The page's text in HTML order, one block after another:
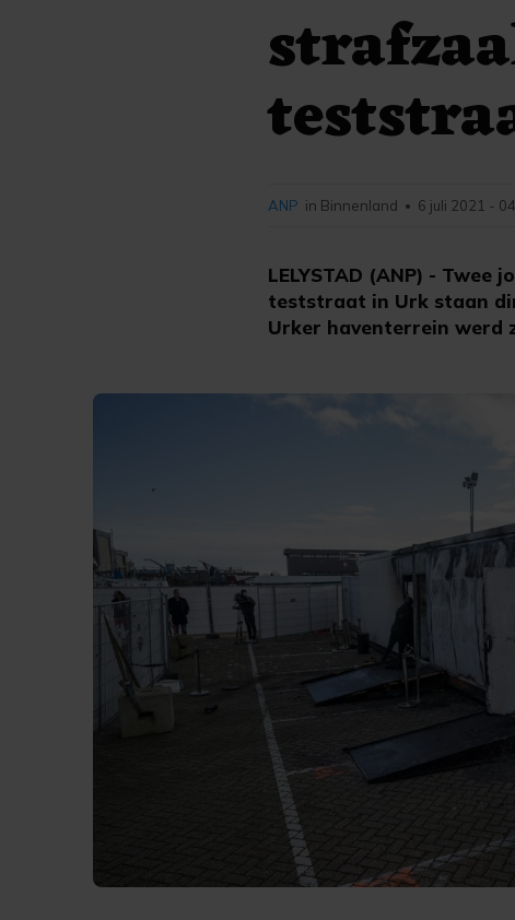
LELYSTAD (ANP) -
teststraat in Urk staan
Urker haventerrein werd
ANP in Binnenland • 6 juli 2021 -